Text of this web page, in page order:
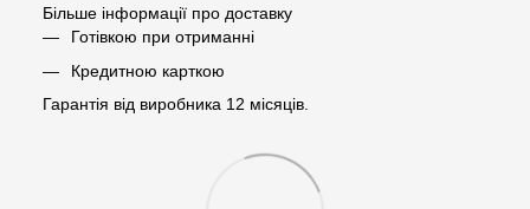
Більше інформації про доставку
Готівкою при отриманні
Кредитною карткою
Гарантія від виробника 12 місяців.